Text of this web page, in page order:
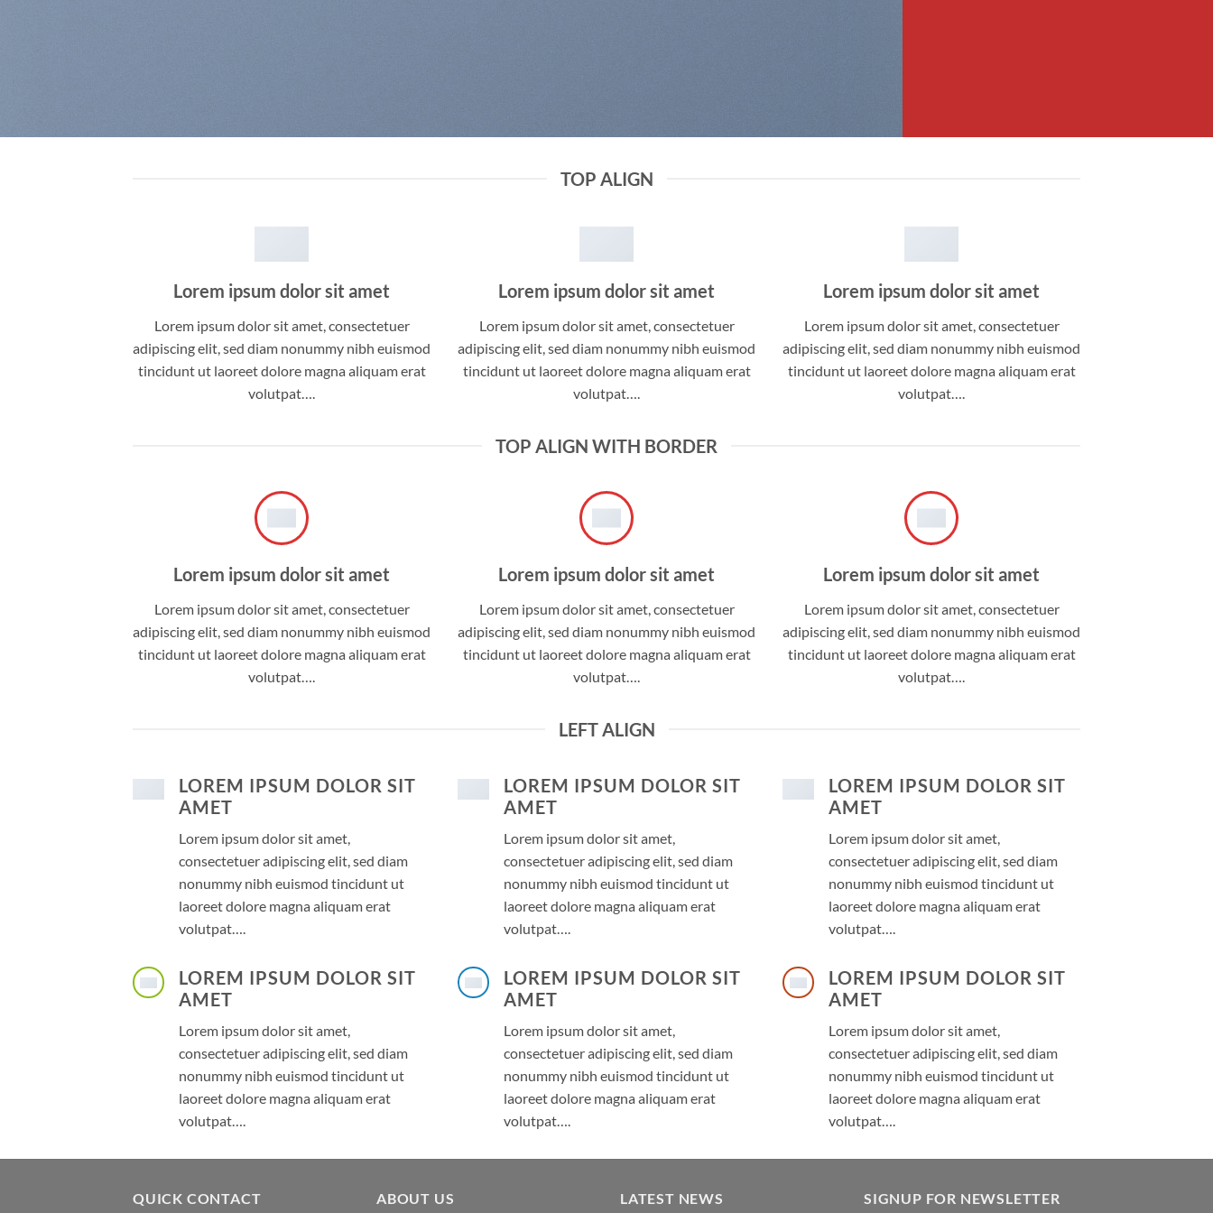
TOP ALIGN
Lorem ipsum dolor sit amet
Lorem ipsum dolor sit amet, consectetuer
adipiscing elit, sed diam nonummy nibh euismod
tincidunt ut laoreet dolore magna aliquam erat
volutpat….
Lorem ipsum dolor sit amet
Lorem ipsum dolor sit amet, consectetuer
adipiscing elit, sed diam nonummy nibh euismod
tincidunt ut laoreet dolore magna aliquam erat
volutpat….
Lorem ipsum dolor sit amet
Lorem ipsum dolor sit amet, consectetuer
adipiscing elit, sed diam nonummy nibh euismod
tincidunt ut laoreet dolore magna aliquam erat
volutpat….
TOP ALIGN WITH BORDER
Lorem ipsum dolor sit amet
Lorem ipsum dolor sit amet, consectetuer
adipiscing elit, sed diam nonummy nibh euismod
tincidunt ut laoreet dolore magna aliquam erat
volutpat….
Lorem ipsum dolor sit amet
Lorem ipsum dolor sit amet, consectetuer
adipiscing elit, sed diam nonummy nibh euismod
tincidunt ut laoreet dolore magna aliquam erat
volutpat….
Lorem ipsum dolor sit amet
Lorem ipsum dolor sit amet, consectetuer
adipiscing elit, sed diam nonummy nibh euismod
tincidunt ut laoreet dolore magna aliquam erat
volutpat….
LEFT ALIGN
LOREM IPSUM DOLOR SIT
AMET
Lorem ipsum dolor sit amet,
consectetuer adipiscing elit, sed diam
nonummy nibh euismod tincidunt ut
laoreet dolore magna aliquam erat
volutpat….
LOREM IPSUM DOLOR SIT
AMET
Lorem ipsum dolor sit amet,
consectetuer adipiscing elit, sed diam
nonummy nibh euismod tincidunt ut
laoreet dolore magna aliquam erat
volutpat….
LOREM IPSUM DOLOR SIT
AMET
Lorem ipsum dolor sit amet,
consectetuer adipiscing elit, sed diam
nonummy nibh euismod tincidunt ut
laoreet dolore magna aliquam erat
volutpat….
LOREM IPSUM DOLOR SIT
AMET
Lorem ipsum dolor sit amet,
consectetuer adipiscing elit, sed diam
nonummy nibh euismod tincidunt ut
laoreet dolore magna aliquam erat
volutpat….
LOREM IPSUM DOLOR SIT
AMET
Lorem ipsum dolor sit amet,
consectetuer adipiscing elit, sed diam
nonummy nibh euismod tincidunt ut
laoreet dolore magna aliquam erat
volutpat….
LOREM IPSUM DOLOR SIT
AMET
Lorem ipsum dolor sit amet,
consectetuer adipiscing elit, sed diam
nonummy nibh euismod tincidunt ut
laoreet dolore magna aliquam erat
volutpat….
QUICK CONTACT ABOUT US LATEST NEWS SIGNUP FOR NEWSLETTER